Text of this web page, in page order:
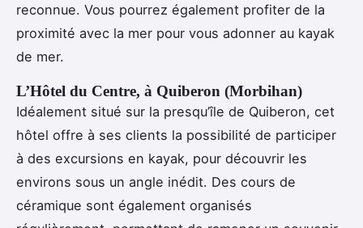
reconnue. Vous pourrez également profiter de la
proximité avec la mer pour vous adonner au kayak
de mer.
L’Hôtel du Centre, à Quiberon (Morbihan)
Idéalement situé sur la presqu’île de Quiberon, cet
hôtel offre à ses clients la possibilité de participer
à des excursions en kayak, pour découvrir les
environs sous un angle inédit. Des cours de
céramique sont également organisés